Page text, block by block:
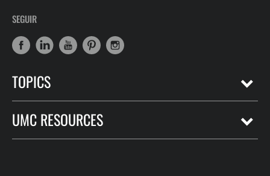
SEGUIR
TOPICS
UMC RESOURCES